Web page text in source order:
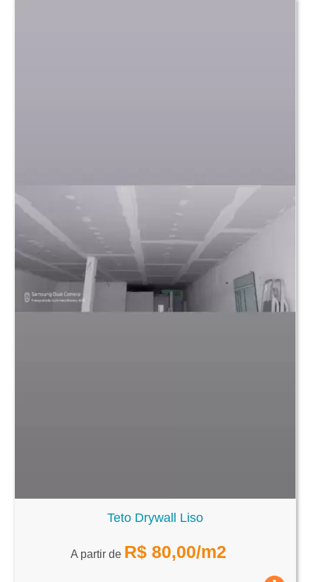
Teto Drywall Liso
A partir de R$ 80,00/m2